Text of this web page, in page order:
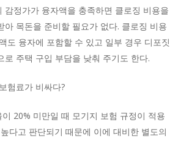
감정가가 융자액을 충족하면 클로징 비용을
아 목돈을 준비할 필요가 없다. 클로징 비용
도 융자에 포함할 수 있고 일부 경우 디포짓
로 주택 구입 부담을 낮춰 주기도 한다.
험료가 비싸다?
20% 미만일 때 모기지 보험 규정이 적용
다고 판단되기 때문에 이에 대비한 별도의